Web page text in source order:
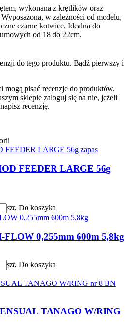
wykonana z krętlików oraz
w zależności od modelu,
czarne kotwice. Idealna do
od 18 do 22cm.
do tego produktu. Bądź pierwszy i
mogą pisać recenzje do produktów.
sklepie zaloguj się na nie, jeżeli
recenzję.
FEEDER LARGE 56g
szt. Do koszyka
0,255mm 600m 5,8kg
szt. Do koszyka
TANAGO W/RING